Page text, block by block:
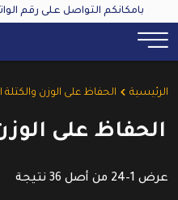
بامكانكم التواصل على رقم
الرئيسية الحفاظ على الوزن
الحفاظ على
عرض 1–24 من أصل 36 نتيجة